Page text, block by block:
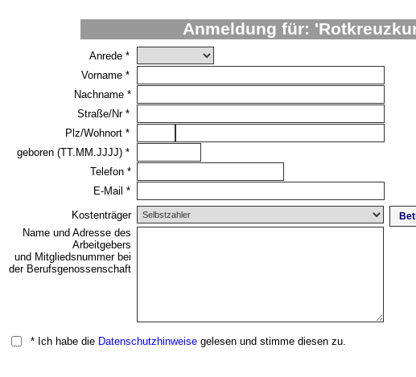
Anmeldung für:
Anrede *
Vorname *
Nachname *
Straße/Nr *
Plz/Wohnort *
E-Mail *
geboren (TT.MM.JJJJ) *
Kostenträger
Telefon *
Name und Adresse des
Arbeitgebers
und Mitgliedsnummer bei
der Berufsgenossenschaft
* Ich habe die Datenschutzhinweise gelesen und stimme diesen zu.